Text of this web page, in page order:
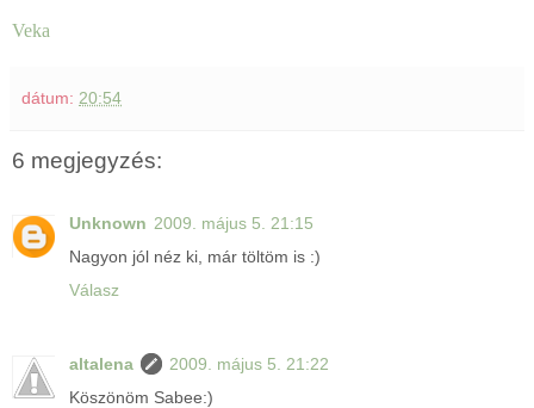
Veka
dátum: 20:54
6 megjegyzés:
Unknown 2009. május 5. 21:15
Nagyon jól néz ki, már töltöm is :)
Válasz
altalena
2009. május 5. 21:22
Köszönöm Sabee:)